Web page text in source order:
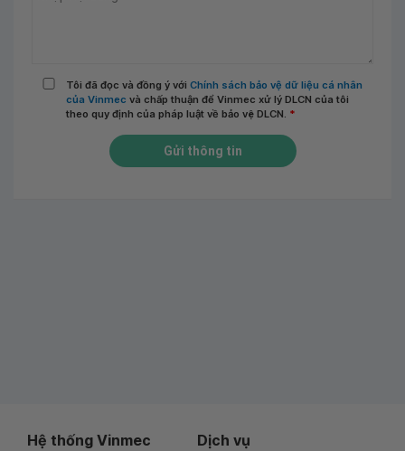
Tôi đã đọc và đồng ý với Chính sách bảo vệ dữ liệu cá nhân
của Vinmec và chấp thuận để Vinmec xử lý DLCN của tôi
theo quy định của pháp luật về bảo vệ DLCN. *
Gửi thông tin
Hệ thống Vinmec Dịch vụ